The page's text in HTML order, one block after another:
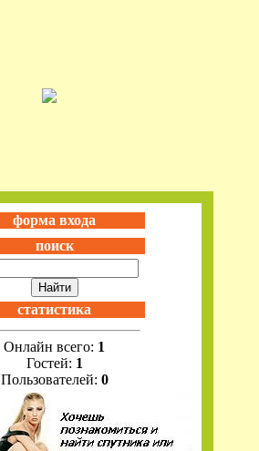
форма входа
поиск
статистика
Онлайн всего: 1
Гостей: 1
Пользователей: 0